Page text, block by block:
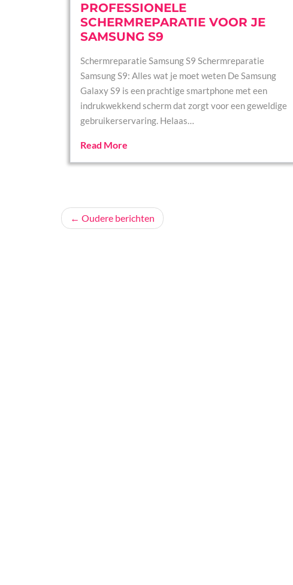
PROFESSIONELE
SCHERMREPARATIE VOOR JE
SAMSUNG S9
Schermreparatie Samsung S9 Schermreparatie
Samsung S9: Alles wat je moet weten De Samsung
Galaxy S9 is een prachtige smartphone met een
indrukwekkend scherm dat zorgt voor een geweldige
gebruikerservaring. Helaas…
Read More
Berichtennavigatie
Oudere berichten